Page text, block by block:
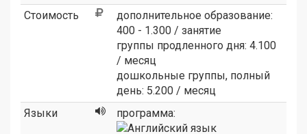
Стоимость
дополнительное образование:
400 - 1.300 / занятие
группы продленного дня: 4.100
/ месяц
дошкольные группы, полный
день: 5.200 / месяц
Языки
программа: